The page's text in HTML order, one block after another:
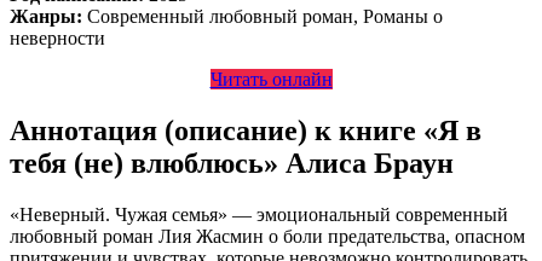
Жанры: Современный любовный роман, Романы о
неверности
Читать онлайн
Аннотация (описание) к книге «Я в
тебя (не) влюблюсь» Алиса Браун
«Неверный. Чужая семья» — эмоциональный современный
любовный роман Лия Жасмин о боли предательства, опасном